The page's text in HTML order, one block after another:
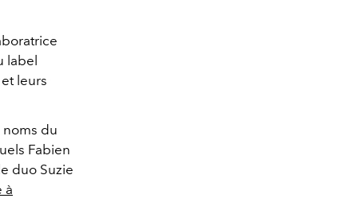
label
leurs
du
Fabien
duo Suzie
à